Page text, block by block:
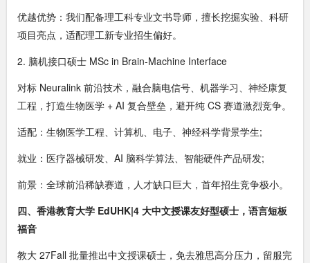
优越优势：我们配备理工科专业文书导师，擅长挖掘实验、科研
项目亮点，适配理工新专业招生偏好。
2. 脑机接口硕士 MSc in Brain-Machine Interface
对标 Neuralink 前沿技术，融合脑电信号、机器学习、神经康复
工程，打造生物医学 + AI 复合壁垒，避开纯 CS 赛道激烈竞争。
适配：生物医学工程、计算机、电子、神经科学背景学生;
就业：医疗器械研发、AI 脑科学算法、智能硬件产品研发;
前景：全球前沿稀缺赛道，人才缺口巨大，首年招生竞争极小。
四、香港教育大学 EdUHK|4 大中文授课友好型硕士，语言短板
福音
教大 27Fall 批量推出中文授课硕士，免去雅思高分压力，留服完